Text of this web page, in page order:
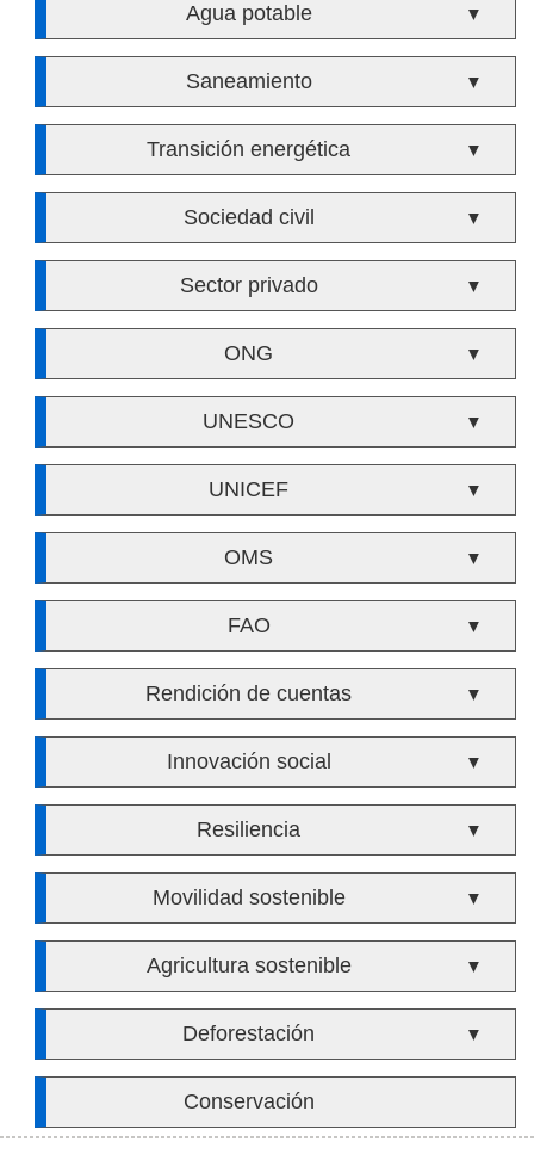
Agua potable ▼
Saneamiento ▼
Transición energética ▼
Sociedad civil ▼
Sector privado ▼
ONG ▼
UNESCO ▼
UNICEF ▼
OMS ▼
FAO ▼
Rendición de cuentas ▼
Innovación social ▼
Resiliencia ▼
Movilidad sostenible ▼
Agricultura sostenible ▼
Deforestación ▼
Conservación